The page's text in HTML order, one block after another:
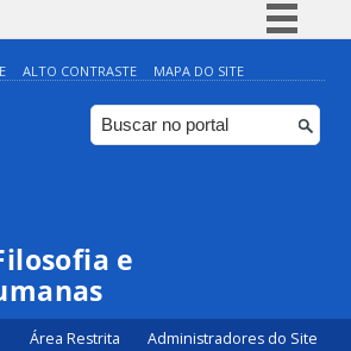
Simplifique!
Comunica BR
Participe
ALTO CONTRASTE MAPA DO SITE
e
Área Restrita Administradores do Site